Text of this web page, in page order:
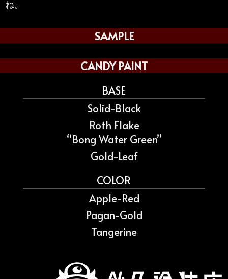
ね。
SAMPLE
CANDY PAINT
BASE
Solid-Black
Roth Flake
“Bong Water Green”
Gold-Leaf
COLOR
Apple-Red
Pagan-Gold
Tangerine